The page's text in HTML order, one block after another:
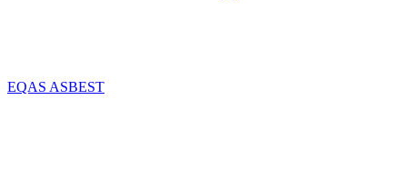
EQAS ASBEST